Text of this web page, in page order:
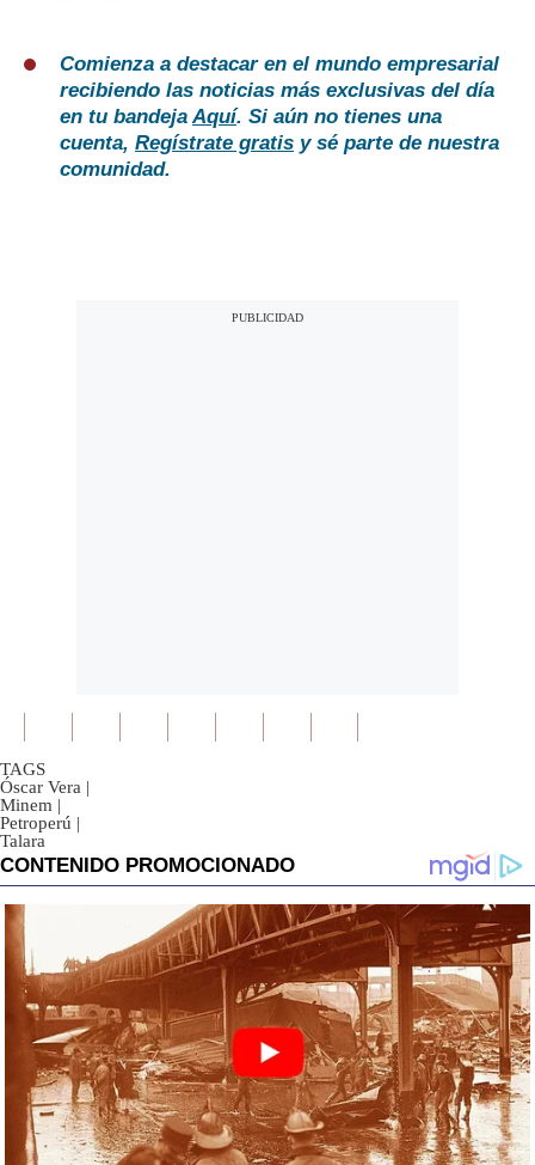
Comienza a destacar en el mundo empresarial
recibiendo las noticias más exclusivas del día
en tu bandejaAquí. Si aún no tienes una
cuenta, Regístrate gratis y sé parte de nuestra
comunidad.
TAGS
Óscar Vera |
Minem |
Petroperú |
Talara